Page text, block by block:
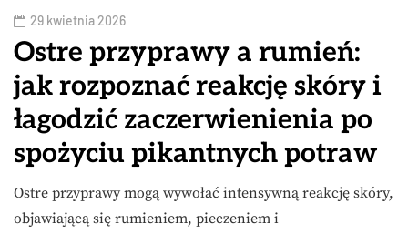
29 kwietnia 2026
Ostre przyprawy a rumień:
jak rozpoznać reakcję skóry i
łagodzić zaczerwienienia po
spożyciu pikantnych potraw
Ostre przyprawy mogą wywołać intensywną reakcję skóry,
objawiającą się rumieniem, pieczeniem i